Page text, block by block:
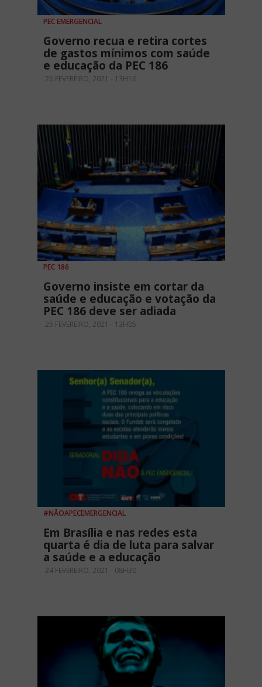
PEC EMERGENCIAL
Governo recua e retira cortes
de gastos mínimos com saúde
e educação da PEC 186
26 FEVEREIRO, 2021 - 13H16
PEC 186
Governo insiste em cortar da
saúde e educação e votação da
PEC 186 deve ser adiada
25 FEVEREIRO, 2021 - 13H05
#NÃOAPECEMERGENCIAL
Em Brasília e nas redes esta
quarta é dia de luta para salvar
a saúde e a educação
24 FEVEREIRO, 2021 - 08H30